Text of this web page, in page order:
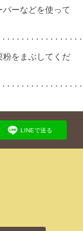
パーなどを使って
粉をまぶしてくだ
LINEで送る